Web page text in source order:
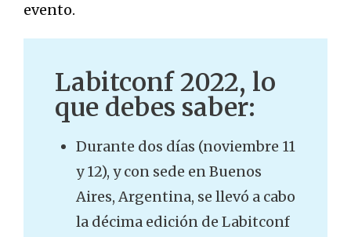
evento.
Labitconf 2022, lo
que debes saber:
Durante dos días (noviembre 11
y 12), y con sede en Buenos
Aires, Argentina, se llevó a cabo
la décima edición de Labitconf